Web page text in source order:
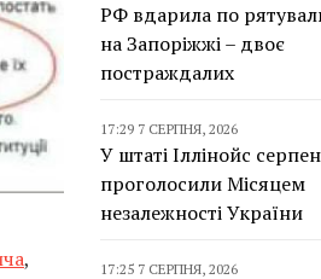
,
РФ вдарила по
на Запоріжжі – двоє
постраждалих
17:29 7 СЕРПНЯ, 2026
У штаті Іллінойс
проголосили Місяцем
незалежності України
17:25 7 СЕРПНЯ, 2026